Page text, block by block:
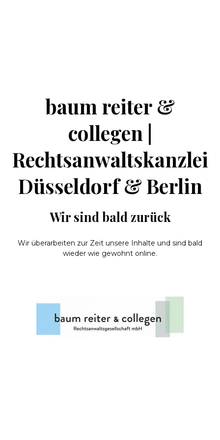
baum reiter &
collegen |
Rechtsanwaltskanzlei
Düsseldorf & Berlin
Wir sind bald zurück
Wir überarbeiten zur Zeit unsere Inhalte und sind bald
wieder wie gewohnt online.